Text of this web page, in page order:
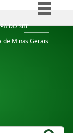
DO SITE
BR
de Minas Gerais